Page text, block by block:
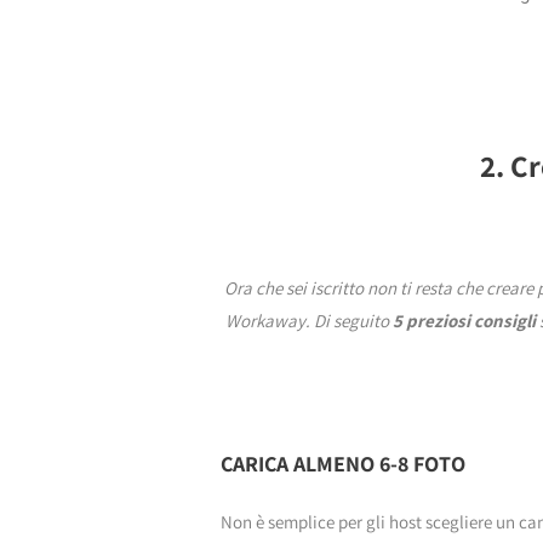
2.
Ora che sei iscritto non ti resta che
Workaway. Di seguito5 preziosi consigli
CARICA ALMENO 6-8 FOTO
Non è semplice per gli host scegliere un